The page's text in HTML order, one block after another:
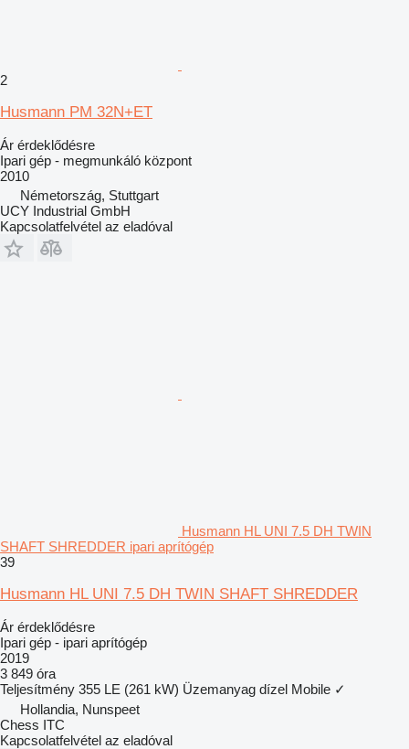
2
Husmann PM 32N+ET
Ár érdeklődésre
Ipari gép - megmunkáló központ
2010
Németország, Stuttgart
UCY Industrial GmbH
Kapcsolatfelvétel az eladóval
Husmann HL UNI 7.5 DH TWIN
SHAFT SHREDDER ipari aprítógép
39
Husmann HL UNI 7.5 DH TWIN SHAFT SHREDDER
Ár érdeklődésre
Ipari gép - ipari aprítógép
2019
3 849 óra
Teljesítmény 355 LE (261 kW) Üzemanyag dízel Mobile ✓
Hollandia, Nunspeet
Chess ITC
Kapcsolatfelvétel az eladóval